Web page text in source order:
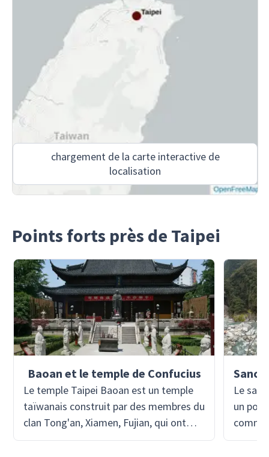
chargement de la carte interactive de
localisation
Points forts près de Taipei
Baoan et le temple de Confucius
Le temple Taipei Baoan est un temple
taïwanais construit par des membres du
clan Tong'an, Xiamen, Fujian, qui ont
immigré à Taipei au début du XIXe siècle
Le
un
Taroko